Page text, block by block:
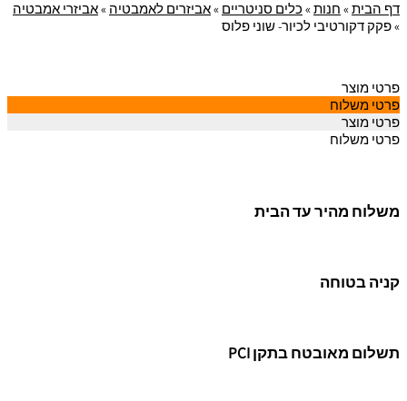
דף הבית» חנות» כלים סניטריים »אביזרים לאמבטיה »אביזרי אמבטיה
»פקק דקורטיבי לכיור- שוני פלוס
פרטי מוצר
פרטי משלוח
פרטי מוצר
פרטי משלוח
משלוח מהיר עד הבית
קניה בטוחה
תשלום מאובטח בתקן PCI